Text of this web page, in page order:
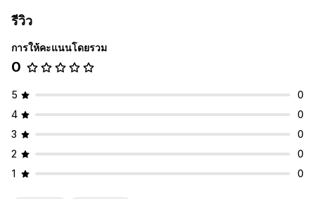
รีวิว
การให้คะแนนโดยรวม
0
5
0
4
0
3
0
2
0
1
0